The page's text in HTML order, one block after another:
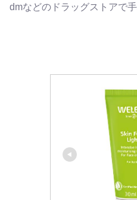
dmなどのドラッグストアで